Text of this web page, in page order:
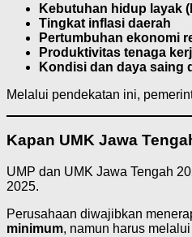
Kebutuhan hidup layak
Tingkat inflasi daerah
Pertumbuhan ekonomi
Produktivitas tenaga
Kondisi dan daya saing
Melalui pendekatan ini,
Kapan UMK Jawa
UMP dan UMK Jawa Tengah
2025.
Perusahaan diwajibkan
minimum, namun harus